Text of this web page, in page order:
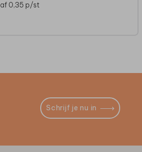
0,35 p/st
Schrijf je nu in